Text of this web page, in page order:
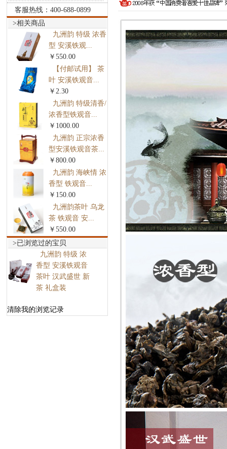
客服热线：400-688-0899
>相关商品
九洲韵 特级 浓香
型 安溪铁观...
￥550.00
【付邮试用】 茶
叶 安溪铁观音...
￥2.30
九洲韵 特级清香/
浓香型铁观音...
￥1000.00
九洲韵 正宗浓香
型安溪铁观音茶...
￥800.00
九洲韵 海峡情 浓
香型 铁观音...
￥150.00
九洲韵茶叶 乌龙
茶 铁观音 安...
￥550.00
>已浏览过的宝贝
九洲韵 特级 浓
香型 安溪铁观音
茶叶 汉武盛世 新
茶 礼盒装
清除我的浏览记录